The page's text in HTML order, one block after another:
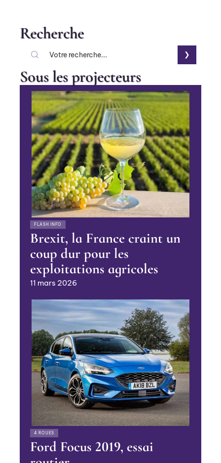
Recherche
Sous les projecteurs
FLASH INFO
Brexit, la France craint un
coup dur pour les
exploitations agricoles
11 mars 2026
4 ROUES
Ford Focus 2019, essai